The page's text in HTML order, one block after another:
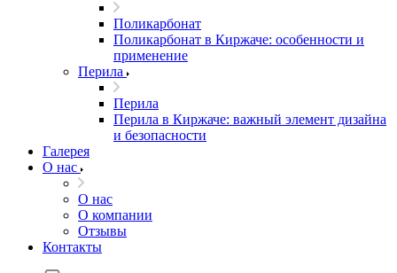
Поликарбонат
Поликарбонат в Киржаче: особенности и
применение
Перила
Перила
Перила в Киржаче: важный элемент дизайна
и безопасности
Галерея
О нас
О нас
О компании
Отзывы
Контакты